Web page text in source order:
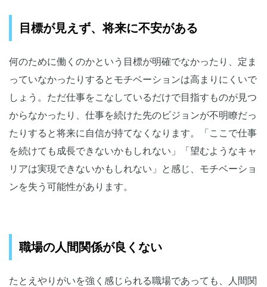
目標が見えず、将来に不安がある
何のために働くのかという目標が明確でなかったり、定ま
っていなかったりするとモチベーションは高まりにくいで
しょう。ただ仕事をこなしているだけで目指すものが見つ
からなかったり、仕事を続けた先のビジョンが不明瞭だっ
たりすると将来に自信が持てなくなります。「ここで仕事
を続けても成長できないかもしれない」「望むようなキャ
リアは実現できないかもしれない」と感じ、モチベーショ
ンを失う可能性があります。
職場の人間関係が良くない
たとえやりがいを強く感じられる職場であっても、人間関